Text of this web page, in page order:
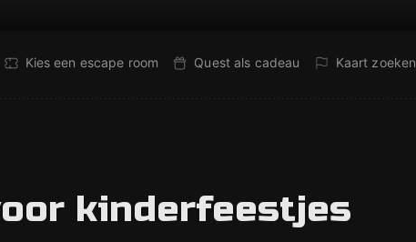
Kies een escape room Quest als cadeau Kaart zoeken
kinderfeestjes